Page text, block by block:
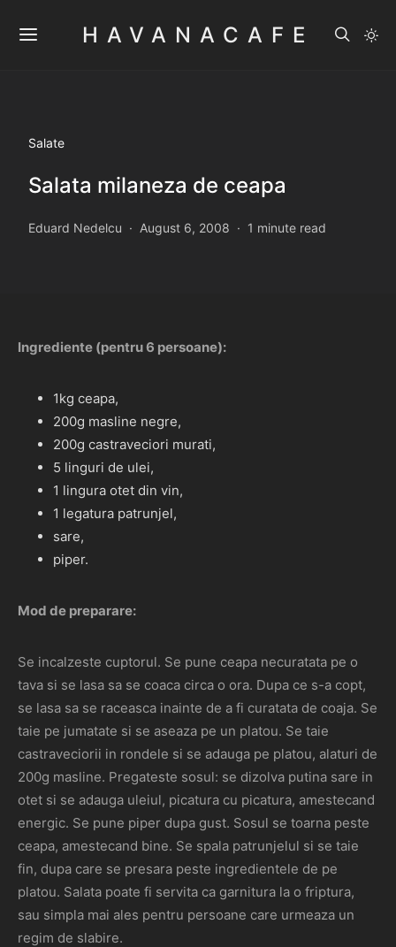
HAVANACAFE
Salate
Salata milaneza de ceapa
Eduard Nedelcu August 6, 2008 1 minute read
Ingrediente (pentru 6 persoane):
1kg ceapa,
200g masline negre,
200g castraveciori murati,
5 linguri de ulei,
1 lingura otet din vin,
1 legatura patrunjel,
sare,
piper.
Mod de preparare:
Se incalzeste cuptorul. Se pune ceapa necuratata pe o
tava si se lasa sa se coaca circa o ora. Dupa ce s-a copt,
se lasa sa se raceasca inainte de a fi curatata de coaja. Se
taie pe jumatate si se aseaza pe un platou. Se taie
castraveciorii in rondele si se adauga pe platou, alaturi de
200g masline. Pregateste sosul: se dizolva putina sare in
otet si se adauga uleiul, picatura cu picatura, amestecand
energic. Se pune piper dupa gust. Sosul se toarna peste
ceapa, amestecand bine. Se spala patrunjelul si se taie
fin, dupa care se presara peste ingredientele de pe
platou. Salata poate fi servita ca garnitura la o friptura,
sau simpla mai ales pentru persoane care urmeaza un
regim de slabire.